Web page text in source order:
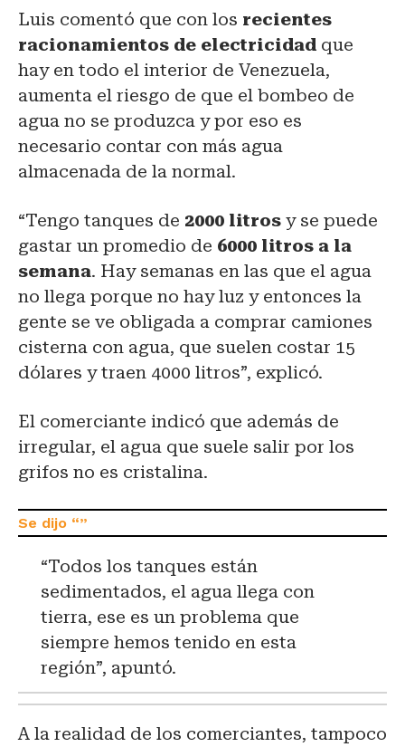
Luis comentó que con los recientes
racionamientos de electricidad que
hay en todo el interior de Venezuela,
aumenta el riesgo de que el bombeo de
agua no se produzca y por eso es
necesario contar con más agua
almacenada de la normal.
“Tengo tanques de 2000 litros y se puede
gastar un promedio de 6000 litros a la
semana. Hay semanas en las que el agua
no llega porque no hay luz y entonces la
gente se ve obligada a comprar camiones
cisterna con agua, que suelen costar 15
dólares y traen 4000 litros”, explicó.
El comerciante indicó que además de
irregular, el agua que suele salir por los
grifos no es cristalina.
“Todos los tanques están
sedimentados, el agua llega con
tierra, ese es un problema que
siempre hemos tenido en esta
región”, apuntó.
A la realidad de los comerciantes, tampoco